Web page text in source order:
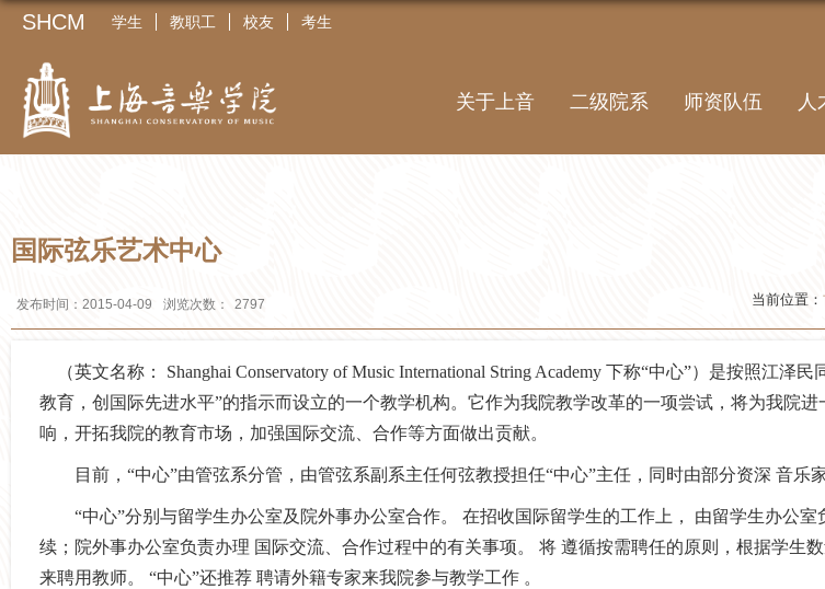
SHCM 学生 教职工 校友 考生
关于上音 二级院系 师资队伍 人
国际弦乐艺术中心
发布时间：2015-04-09 浏览次数： 2797 当前位置：
（英文名称： Shanghai Conservatory of Music International String Academy 下称“中心”）是按照江泽
教育，创国际先进水平”的指示而设立的一个教学机构。它作为我院教学改革的一项尝试，将为我院
响，开拓我院的教育市场，加强国际交流、合作等方面做出贡献。
目前，“中心”由管弦系分管，由管弦系副系主任何弦教授担任“中心”主任，同时由部分资深 音乐家
“中心”分别与留学生办公室及院外事办公室合作。 在招收国际留学生的工作上， 由留学生办公室
续；院外事办公室负责办理 国际交流、合作过程中的有关事项。 将 遵循按需聘任的原则，根据学生
来聘用教师。 “中心”还推荐 聘请外籍专家来我院参与教学工作 。